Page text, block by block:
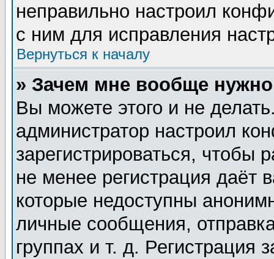
неправильно настроил
с ним для исправления
Вернуться к началу
» Зачем мне вообще нужно
Вы можете этого и не
администратор настроил
зарегистрироваться,
не менее регистрация даёт
которые недоступны
личные сообщения,
группах и т. д. Регистрация